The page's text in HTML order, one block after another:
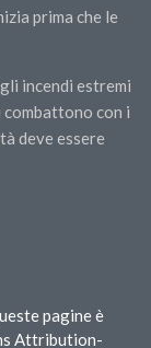
prima che le
incendi estremi
combattono con i
deve essere
pagine è
Attribution-